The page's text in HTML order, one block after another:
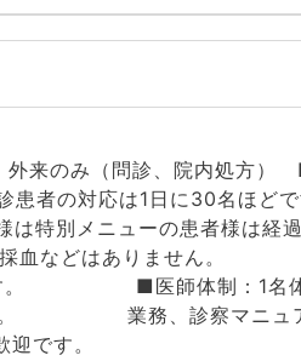
来のみ（問診、院内処方）
者の対応は1日に30名ほど
は特別メニューの患者様は経
す。採血などはありませ
ます。 ■医師体制：1名
す。 業務、診察マニュ
です。